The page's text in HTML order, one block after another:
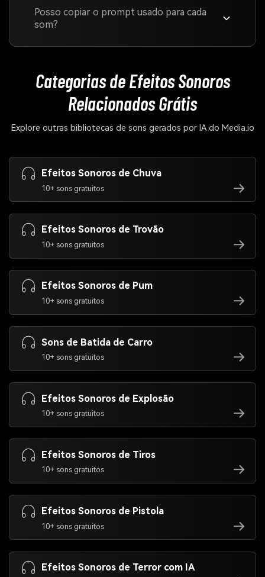
Posso copiar o prompt usado para cada
som?
Categorias de Efeitos Sonoros
Relacionados Grátis
Explore outras bibliotecas de sons gerados por IA do Media.io
Efeitos Sonoros de Chuva
10+ sons gratuitos
Efeitos Sonoros de Trovão
10+ sons gratuitos
Efeitos Sonoros de Pum
10+ sons gratuitos
Sons de Batida de Carro
10+ sons gratuitos
Efeitos Sonoros de Explosão
10+ sons gratuitos
Efeitos Sonoros de Tiros
10+ sons gratuitos
Efeitos Sonoros de Pistola
10+ sons gratuitos
Efeitos Sonoros de Terror com IA